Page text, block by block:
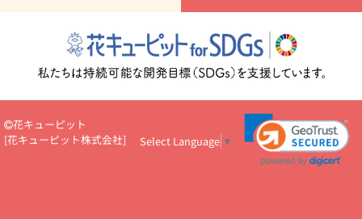
いのマナー
定年退職祝いのマナー
お祝いを贈るときのマナー・
花キューピットのお祝いコラム一覧
誕生日のお花を「色
彩心理学」で選ぶ方法
結婚祝いの予算相場
出産祝いお役立ち情
ール
新築引っ越し祝いコラム お祝い花のマナー総まとめ
職
場上司や先輩へ贈るお祝い花の正解は？
開店祝いの花 選び方ガイ
花キューピット
[花キューピット株式会社] Select Language ▼